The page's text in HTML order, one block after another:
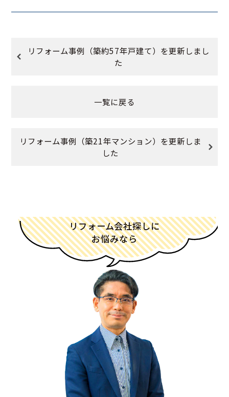
リフォーム事例（築約57年戸建て）を更新しまし
た
一覧に戻る
リフォーム事例（築21年マンション）を更新しま
した
リフォーム会社探しに
お悩みなら